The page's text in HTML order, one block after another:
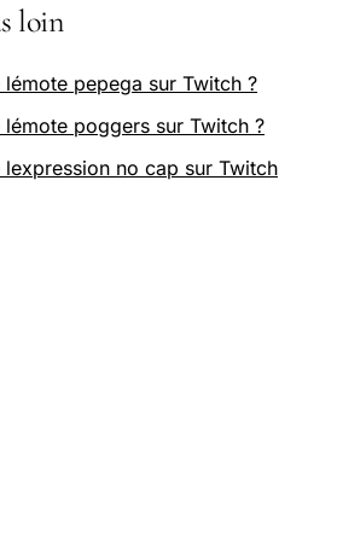
loin
pepega sur Twitch ?
lémote poggers sur Twitch ?
lexpression no cap sur Twitch